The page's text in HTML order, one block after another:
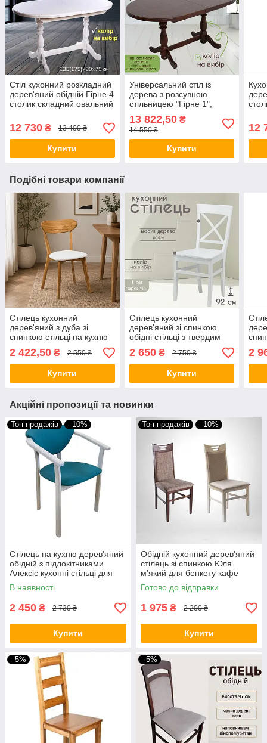
Стіл кухонний розкладний
дерев'яний обідній Гірне 4
столик складний овальний
135(175)х80см
12 730 ₴ 13 400 ₴
Купити
Універсальний стіл із
дерева з розсувною
стільницею "Гірне 1",
1600(2000)х940 мм
13 822,50₴
14 550 ₴
Купити
12
Подібні товари компанії
Стілець кухонний
дерев'яний з дуба зі
спинкою стільці на кухню
стільчик із дерева м`яке
сидіння Іску Н
2 422,50 ₴ 2 550 ₴
Купити
Стілець кухонний
дерев'яний зі спинкою
обідні стільці з твердим
кафе Торіно різні кольори
2 650₴ 2 750 ₴
Купити
2
Акційні пропозиції та новинки
Топ продажів –10%
Стілець на кухню дерев'яний
обідній з підлокітниками
Алексіс кухонні стільці для
бару кафе ресторану
В наявності
2 450 ₴ 2 730 ₴
Купити
Топ продажів –10%
Обідній кухонний дерев'яний
стілець зі спинкою Юля
м'який для бенкету кафе
кухні вітальні їдальні дому
залу дерев'янні
Готово до відправки
1 975 ₴ 2 200 ₴
Купити
–5% –5%